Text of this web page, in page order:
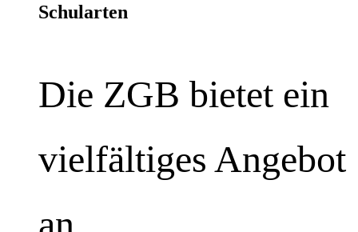
Schularten
Die ZGB bietet ein
vielfältiges Angebot
an